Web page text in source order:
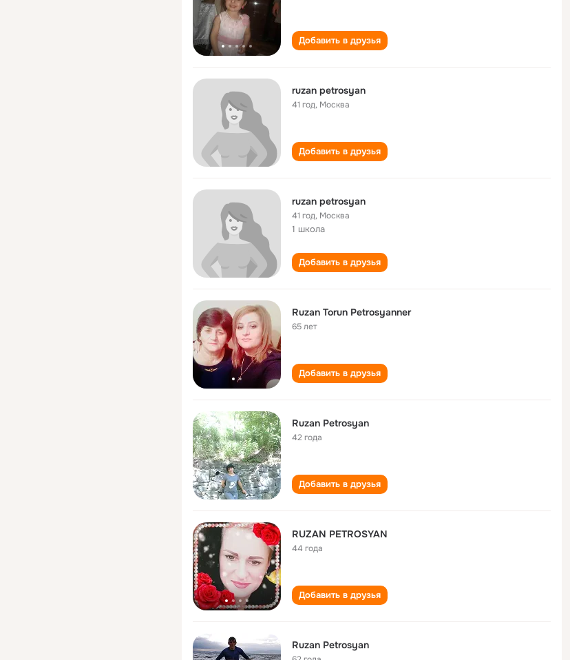
Добавить в друзья
ruzan petrosyan
41 год, Москва
Добавить в друзья
ruzan petrosyan
41 год, Москва
1 школа
Добавить в друзья
Ruzan Torun Petrosyanner
65 лет
Добавить в друзья
Ruzan Petrosyan
42 года
Добавить в друзья
RUZAN PETROSYAN
44 года
Добавить в друзья
Ruzan Petrosyan